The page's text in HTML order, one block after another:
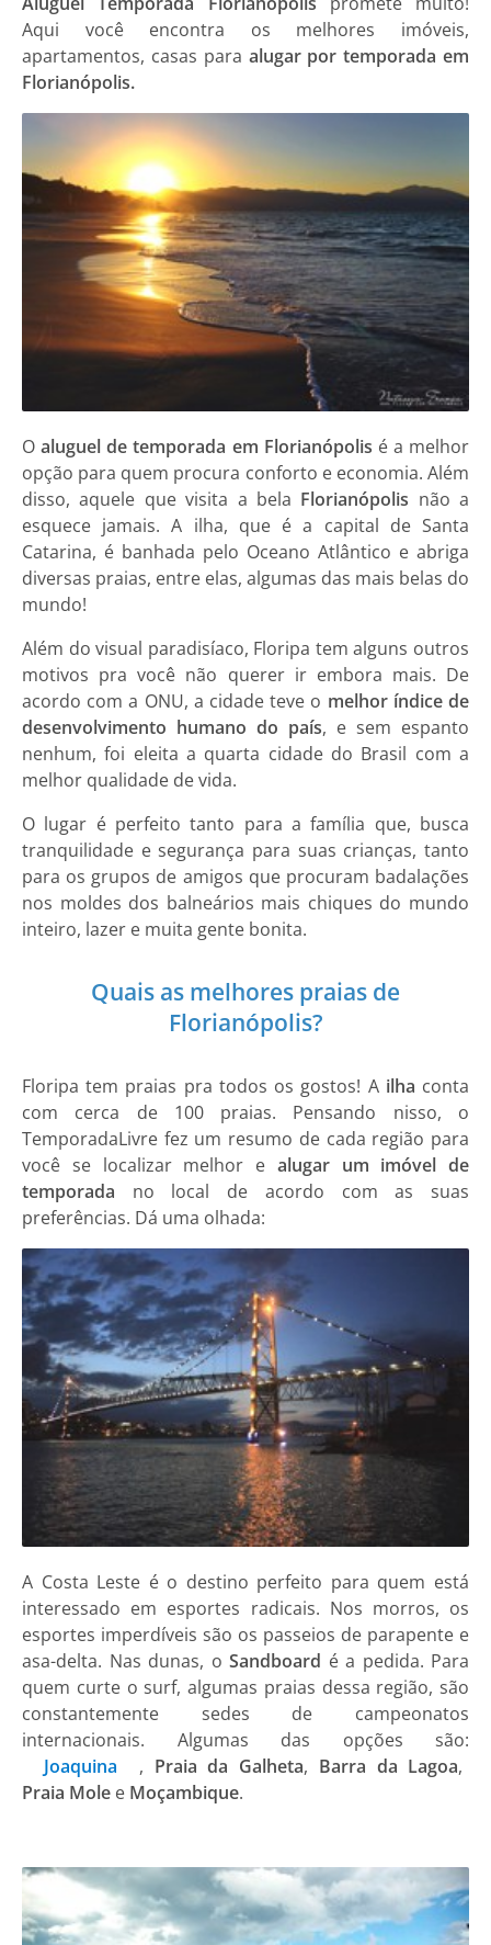
Aqui você encontra os melhores imóveis,
apartamentos, casas para alugar por temporada em
Florianópolis.
O aluguel de temporada em Florianópolis é a melhor
opção para quem procura conforto e economia. Além
disso, aquele que visita a bela Florianópolis não a
esquece jamais. A ilha, que é a capital de Santa
Catarina, é banhada pelo Oceano Atlântico e abriga
diversas praias, entre elas, algumas das mais belas do
mundo!
Além do visual paradisíaco, Floripa tem alguns outros
motivos pra você não querer ir embora mais. De
acordo com a ONU, a cidade teve o melhor índice de
desenvolvimento humano do país, e sem espanto
nenhum, foi eleita a quarta cidade do Brasil com a
melhor qualidade de vida.
O lugar é perfeito tanto para a família que, busca
tranquilidade e segurança para suas crianças, tanto
para os grupos de amigos que procuram badalações
nos moldes dos balneários mais chiques do mundo
inteiro, lazer e muita gente bonita.
Quais as melhores praias de
Florianópolis?
Floripa tem praias pra todos os gostos! A ilha conta
com cerca de 100 praias. Pensando nisso, o
TemporadaLivre fez um resumo de cada região para
você se localizar melhor e alugar um imóvel de
temporada no local de acordo com as suas
preferências. Dá uma olhada:
A Costa Leste é o destino perfeito para quem está
interessado em esportes radicais. Nos morros, os
esportes imperdíveis são os passeios de parapente e
asa-delta. Nas dunas, o Sandboard é a pedida. Para
quem curte o surf, algumas praias dessa região, são
constantemente sedes de campeonatos
internacionais. Algumas das opções são:
Joaquina
, Praia da Galheta, Barra da Lagoa,
Praia Mole e Moçambique.